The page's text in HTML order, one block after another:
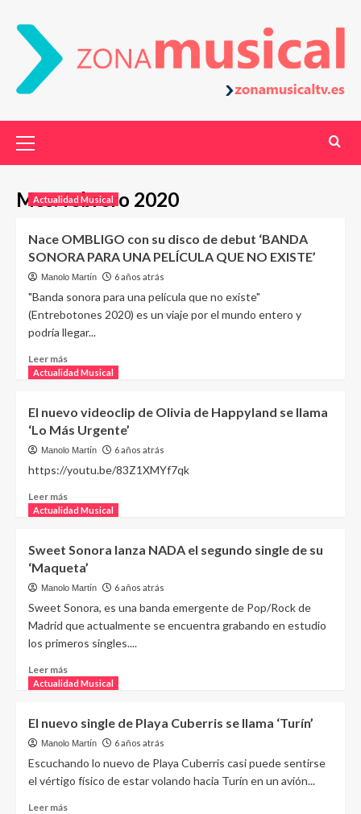
Mes:febrero 2020
Actualidad Musical
Nace OMBLIGO con su disco de debut ‘BANDA
SONORA PARA UNA PELÍCULA QUE NO EXISTE’
Manolo Martín 6 años atrás
"Banda sonora para una película que no existe"
(Entrebotones 2020) es un viaje por el mundo entero y
podría llegar...
Leer más
Actualidad Musical
El nuevo videoclip de Olivia de Happyland se llama
‘Lo Más Urgente’
Manolo Martín 6 años atrás
https://youtu.be/83Z1XMYf7qk
Leer más
Actualidad Musical
Sweet Sonora lanza NADA el segundo single de su
‘Maqueta’
Manolo Martín 6 años atrás
Sweet Sonora, es una banda emergente de Pop/Rock de
Madrid que actualmente se encuentra grabando en estudio
los primeros singles....
Leer más
Actualidad Musical
El nuevo single de Playa Cuberris se llama ‘Turín’
Manolo Martín 6 años atrás
Escuchando lo nuevo de Playa Cuberris casi puede sentirse
el vértigo físico de estar volando hacia Turín en un avión...
Leer más